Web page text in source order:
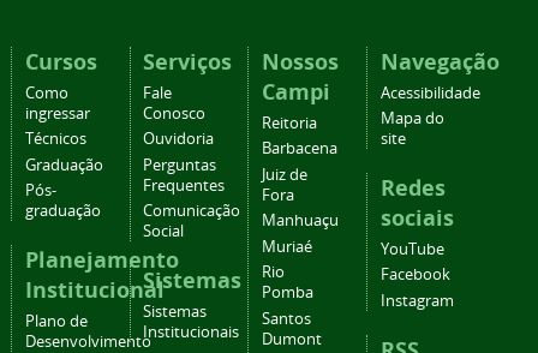
Cursos
Como
ingressar
Técnicos
Graduação
Pós-
graduação
Planejamento
Institucional
Plano de
Desenvolvimento
Serviços
Fale
Conosco
Ouvidoria
Perguntas
Frequentes
Comunicação
Social
Sistemas
Sistemas
Institucionais
Nossos
Campi
Reitoria
Barbacena
Juiz de
Fora
Manhuaçu
Muriaé
Rio
Pomba
Santos
Dumont
Navegação
Acessibilidade
Mapa do
site
Redes
sociais
YouTube
Facebook
Instagram